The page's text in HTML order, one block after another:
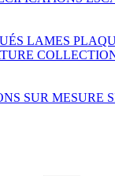
LAMES
SUR MESURE